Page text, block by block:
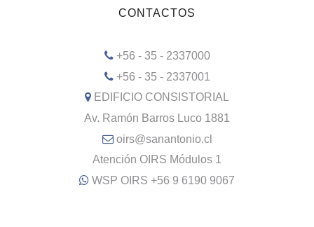
CONTACTOS
+56 - 35 - 2337000
+56 - 35 - 2337001
EDIFICIO CONSISTORIAL
Av. Ramón Barros Luco 1881
oirs@sanantonio.cl
Atención OIRS Módulos 1
WSP OIRS +56 9 6190 9067